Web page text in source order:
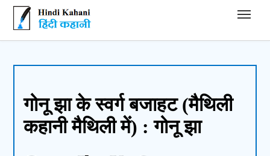
Hindi Kahani - हिंदी कहानी
गोनू झा के स्वर्ग बजाहट (मैथिली
कहानी मैथिली में) : गोनू झा